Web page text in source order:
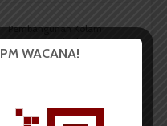
Pembangunan Kolam
Retensi, Akademisi
Lingkungan USU:
WACANA!